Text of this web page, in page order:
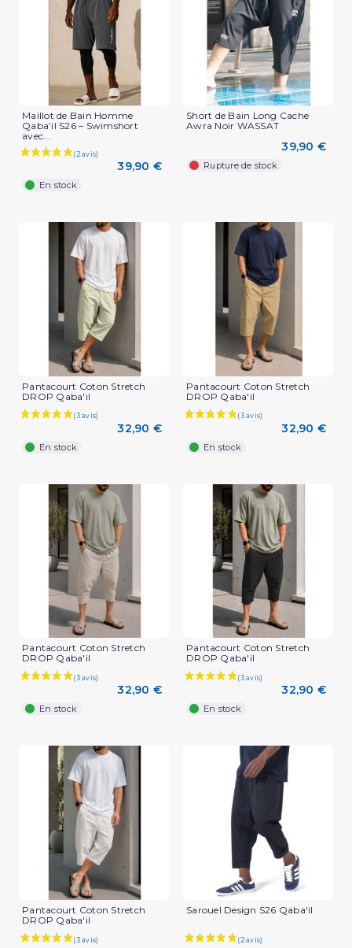
Maillot de Bain Homme
Qaba’il S26 – Swimshort
avec...
39,90 €
En stock
Short de Bain Long Cache
Awra Noir WASSAT
39,90 €
Rupture de stock
Pantacourt Coton Stretch
DROP Qaba'il
32,90 €
En stock
Pantacourt Coton Stretch
DROP Qaba'il
32,90 €
En stock
Pantacourt Coton Stretch
DROP Qaba'il
32,90 €
En stock
Pantacourt Coton Stretch
DROP Qaba'il
32,90 €
En stock
Pantacourt Coton Stretch
DROP Qaba'il
Sarouel Design S26 Qaba'il